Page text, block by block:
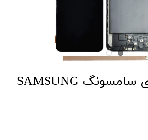
A70 ال سی دی سامسونگ SAMSUNG